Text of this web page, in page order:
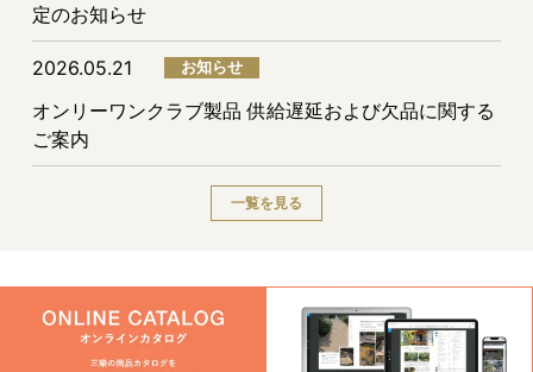
定のお知らせ
2026.05.21 お知らせ
オンリーワンクラブ製品 供給遅延および欠品に関する
ご案内
一覧を見る